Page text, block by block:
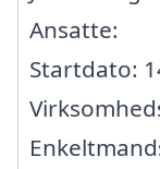
Ansatte:
Startdato: